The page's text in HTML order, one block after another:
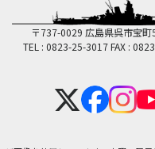
〒737-0029 広島県呉市宝町
TEL : 0823-25-3017FAX :